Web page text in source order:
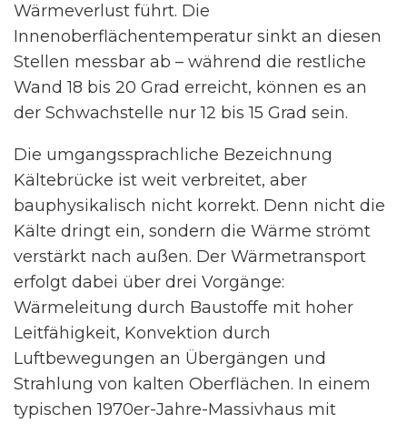
Wärmeverlust führt. Die
Innenoberflächentemperatur sinkt an diesen
Stellen messbar ab – während die restliche
Wand 18 bis 20 Grad erreicht, können es an
der Schwachstelle nur 12 bis 15 Grad sein.
Die umgangssprachliche Bezeichnung
Kältebrücke ist weit verbreitet, aber
bauphysikalisch nicht korrekt. Denn nicht die
Kälte dringt ein, sondern die Wärme strömt
verstärkt nach außen. Der Wärmetransport
erfolgt dabei über drei Vorgänge:
Wärmeleitung durch Baustoffe mit hoher
Leitfähigkeit, Konvektion durch
Luftbewegungen an Übergängen und
Strahlung von kalten Oberflächen. In einem
typischen 1970er-Jahre-Massivhaus mit